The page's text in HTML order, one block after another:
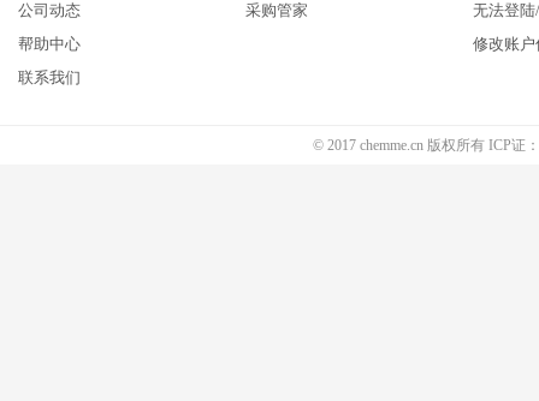
公司动态
帮助中心
联系我们
采购管家
无法登
修改账户
© 2017 chemme.cn 版权所有 ICP证：